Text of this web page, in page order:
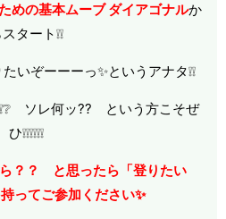
めの基本ムーブ ダイアゴナルか
タート❕❕
いぞーーーっ✨というアナタ❕❕
ソレ何ッ?? という方こそぜ
ひ❕❕❕❕❕❕
？？ と思ったら「登りたい
ってご参加ください✨